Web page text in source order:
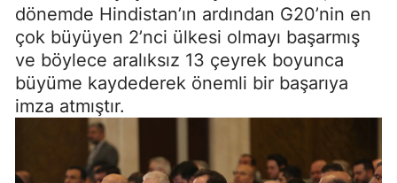
dönemde Hindistan’ın ardından G20’nin en
çok büyüyen 2’nci ülkesi olmayı başarmış
ve böylece aralıksız 13 çeyrek boyunca
büyüme kaydederek önemli bir başarıya
imza atmıştır.